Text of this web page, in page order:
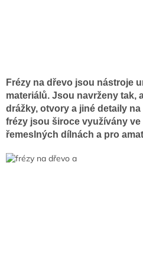
Frézy na dřevo jsou nástroje
materiálů. Jsou navrženy tak,
drážky, otvory a jiné detaily
frézy jsou široce využívány
řemeslných dílnách a pro